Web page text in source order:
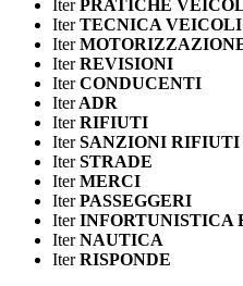
IterPRATICHE
IterTECNICA VEICOLI
Iter
IterREVISIONI
IterCONDUCENTI
IterADR
IterRIFIUTI
IterSANZIONI RIFIUTI
IterSTRADE
IterMERCI
IterPASSEGGERI
IterINFORTUNISTICA
IterNAUTICA
IterRISPONDE